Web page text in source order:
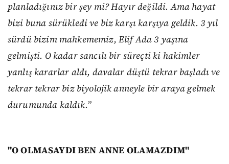
planladığınız bir şey mi? Hayır değildi. Ama hayat
bizi buna sürükledi ve biz karşı karşıya geldik. 3 yıl
sürdü bizim mahkememiz, Elif Ada 3 yaşına
gelmişti. O kadar sancılı bir süreçti ki hakimler
yanlış kararlar aldı, davalar düştü tekrar başladı ve
tekrar tekrar biz biyolojik anneyle bir araya gelmek
durumunda kaldık.”
"O OLMASAYDI BEN ANNE OLAMAZDIM"